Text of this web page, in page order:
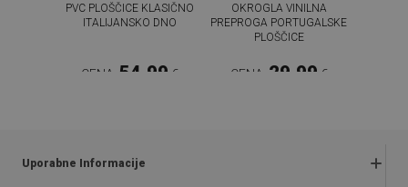
PVC PLOŠČICE KLASIČNO
ITALIJANSKO DNO
CENA: 54.99 €
OKROGLA VINILNA
PREPROGA PORTUGALSKE
PLOŠČICE
CENA: 29.99 €
Uporabne Informacije